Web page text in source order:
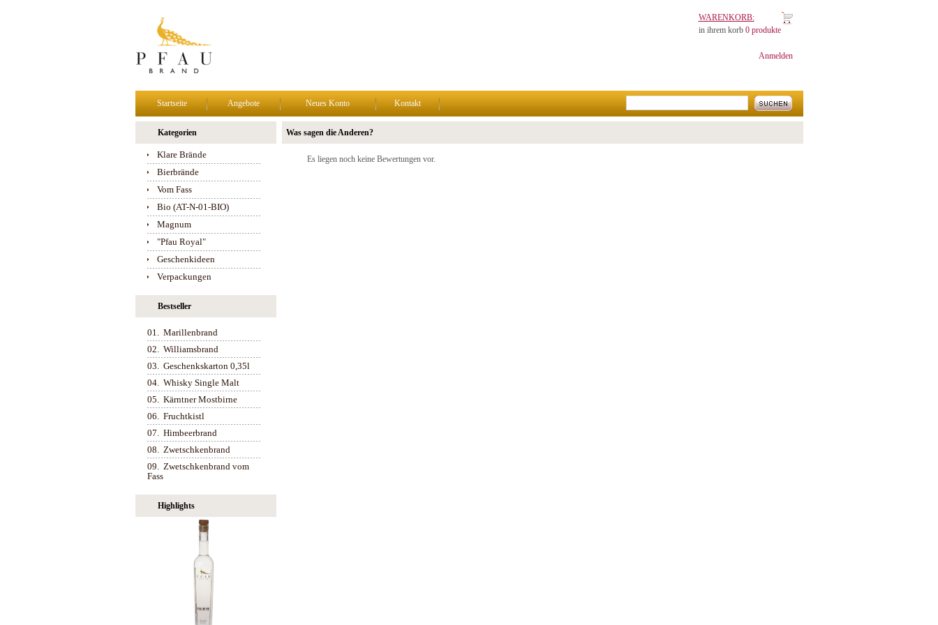
WARENKORB:
in ihrem korb 0 produkte
Anmelden
Startseite Angebote Neues Konto Kontakt
Kategorien
Klare Brände
Bierbrände
Vom Fass
Bio (AT-N-01-BIO)
Magnum
"Pfau Royal"
Geschenkideen
Verpackungen
Bestseller
01. Marillenbrand
02. Williamsbrand
03. Geschenkskarton 0,35l
04. Whisky Single Malt
05. Kärntner Mostbirne
06. Fruchtkistl
07. Himbeerbrand
08. Zwetschkenbrand
09. Zwetschkenbrand vom
Fass
Highlights
Was sagen die Anderen?
Es liegen noch keine Bewertungen vor.